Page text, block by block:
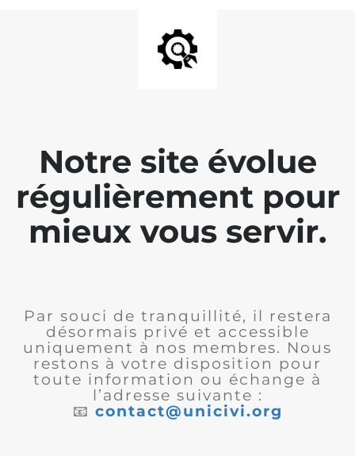
Notre site évolue
régulièrement pour
mieux vous servir.
Par souci de tranquillité, il restera
désormais privé et accessible
uniquement à nos membres. Nous
restons à votre disposition pour
toute information ou échange à
l’adresse suivante :
📧 contact@unicivi.org